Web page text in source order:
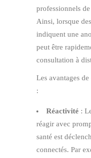
professionnels
Ainsi, lorsque
indiquent une
peut être
consultation à
Les avantages
:
Réactivité :
réagir avec
santé est
connectés. Par